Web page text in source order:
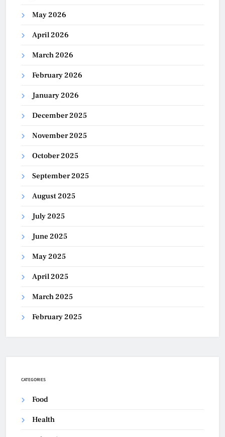
May 2026
April 2026
March 2026
February 2026
January 2026
December 2025
November 2025
October 2025
September 2025
August 2025
July 2025
June 2025
May 2025
April 2025
March 2025
February 2025
CATEGORIES
Food
Health